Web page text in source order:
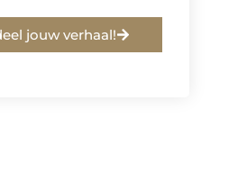
jouw verhaal!